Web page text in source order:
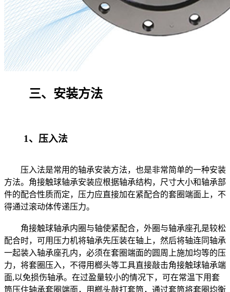
三、安装方法
1、压入法
压入法是常用的轴承安装方法，也是非常简单的一种安装
方法。角接触球轴承安装应根据轴承结构，尺寸大小和轴承部
件的配合性质而定，压力应直接加在紧配合的套圈端面上，不
得通过滚动体传递压力。
角接触球轴承内圈与轴使紧配合，外圈与轴承座孔是较松
配合时，可用压力机将轴承先压装在轴上，然后将轴连同轴承
一起装入轴承座孔内，必须在套圈端面的圆周上施加均等的压
力，将套圈压入，不得用榔头等工具直接敲击角接触球轴承端
面,以免损伤轴承。在过盈量较小的情况下，可在常温下用套
筒压住轴承套圈端面，用榔头敲打套筒，通过套筒将套圈均衡